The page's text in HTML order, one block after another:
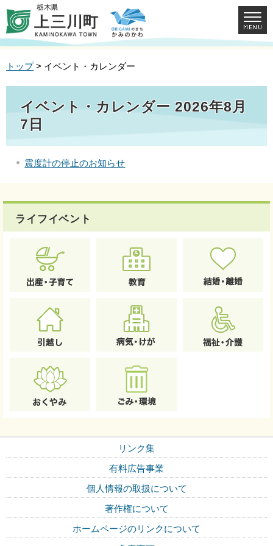
トップ> イベント・カレンダー
イベント・カレンダー 2026年8月
7日
震度計の停止のお知らせ
ライフイベント
リンク集
有料広告事業
個人情報の取扱について
著作権について
ホームページのリンクについて